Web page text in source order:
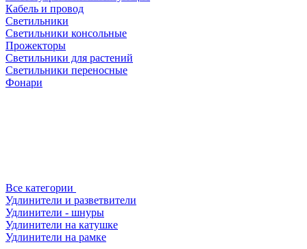
Кабель и провод
Светильники
Светильники консольные
Прожекторы
Светильники для растений
Светильники переносные
Фонари
Все категории
Удлинители и разветвители
Удлинители - шнуры
Удлинители на катушке
Удлинители на рамке